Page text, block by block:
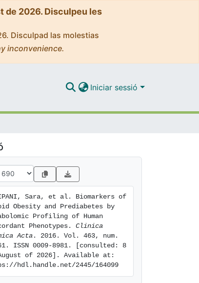
de 2026. Disculpeu les
Disculpad las molestias
inconvenience.
Iniciar sessió
Sara, et al. Biomarkers of
Obesity and Prediabetes by
Profiling of Human
Phenotypes. Clinica
Acta. 2016. Vol. 463, num.
ISSN 0009-8981. [consulted: 8
of 2026]. Available at:
hdl.handle.net/2445/164099